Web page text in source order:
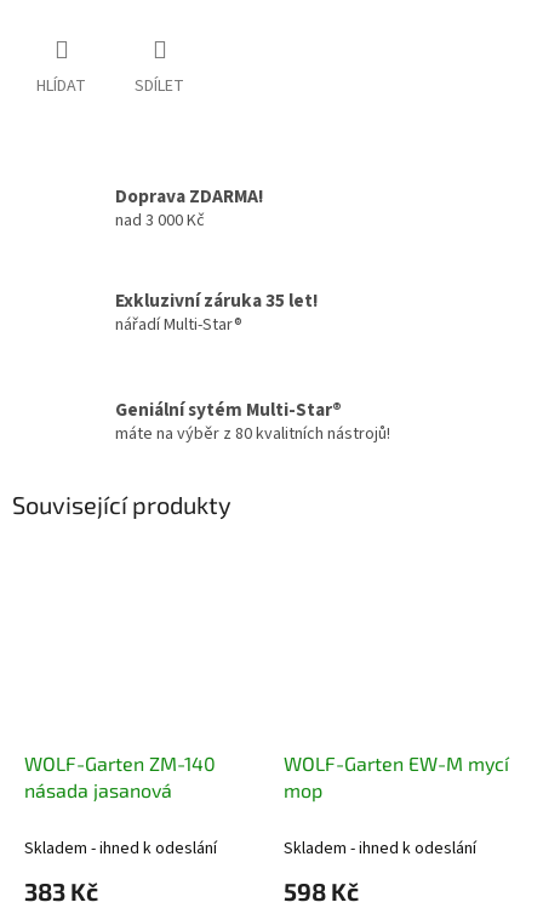
HLÍDAT SDÍLET
Doprava ZDARMA!
nad 3 000 Kč
Exkluzivní záruka 35 let!
nářadí Multi-Star®
Geniální sytém Multi-Star®
máte na výběr z 80 kvalitních nástrojů!
Související produkty
WOLF-Garten ZM-140
násada jasanová
Skladem - ihned k odeslání
383 Kč
WOLF-Garten EW-M mycí
mop
Skladem - ihned k odeslání
598 Kč